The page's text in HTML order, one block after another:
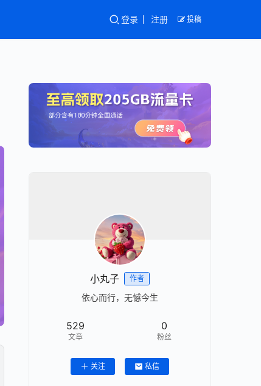
登录 注册 投稿
小丸子 作者
依心而行，无憾今生
529
文章
0
粉丝
关注 私信